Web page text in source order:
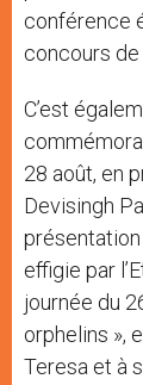
conférence
concours de
C’est
28 août, en
Devisingh
présentation
effigie par
journée du
orphelins »,
Teresa et à